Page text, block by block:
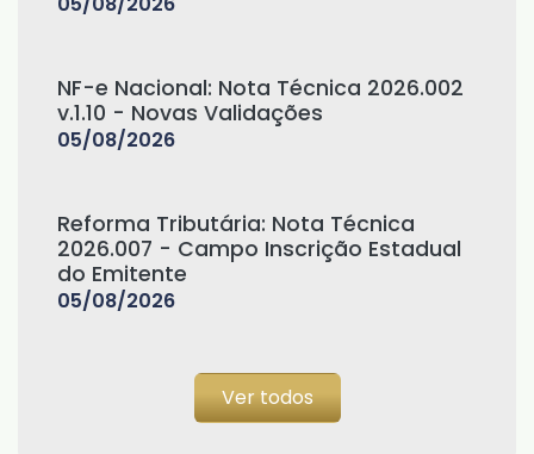
NF-e Nacional: Nota Técnica 2026.002
v.1.10 - Novas Validações
05/08/2026
Reforma Tributária: Nota Técnica
2026.007 - Campo Inscrição Estadual
do Emitente
05/08/2026
Ver todos